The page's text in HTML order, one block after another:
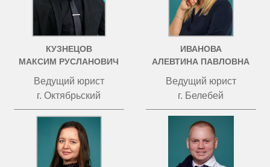
КУЗНЕЦОВ
МАКСИМ РУСЛАНОВИЧ
Ведущий юрист
г. Октябрьский
ИВАНОВА
АЛЕВТИНА ПАВЛОВНА
Ведущий юрист
г. Белебей